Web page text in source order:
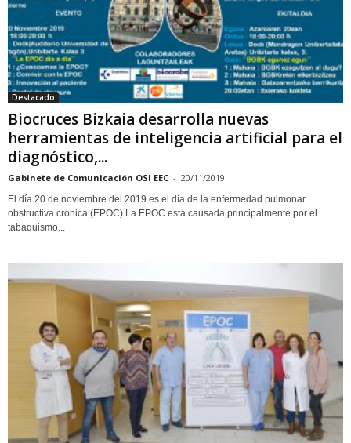
Destacado
Biocruces Bizkaia desarrolla nuevas
herramientas de inteligencia artificial para el
diagnóstico,...
Gabinete de Comunicación OSI EEC - 20/11/2019
El día 20 de noviembre del 2019 es el día de la enfermedad pulmonar
obstructiva crónica (EPOC) La EPOC está causada principalmente por el
tabaquismo...